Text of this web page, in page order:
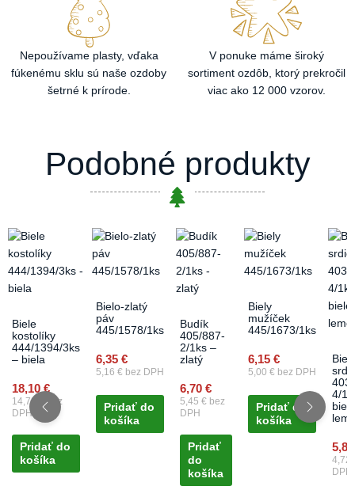
Nepoužívame plasty, vďaka
fúkenému sklu sú naše ozdoby
šetrné k prírode.
V ponuke máme široký
sortiment ozdôb, ktorý prekročil
viac ako 12 000 vzorov.
Podobné produkty
Biele
kostolíky
444/1394/3ks
– biela
18,10€
14,72
bez
DPH
Pridať do
košíka
Bielo-zlatý
páv
445/1578/1ks
6,35 €
5,16 € bez DPH
Pridať do
košíka
Budík
405/887-
2/1ks –
zlatý
6,70 €
5,45 € bez
DPH
Pridať
do
košíka
Biely
mužíček
445/1673/1ks
6,15 €
5,00 €bez DPH
Pridať do
košíka
4/
4,72
DPH